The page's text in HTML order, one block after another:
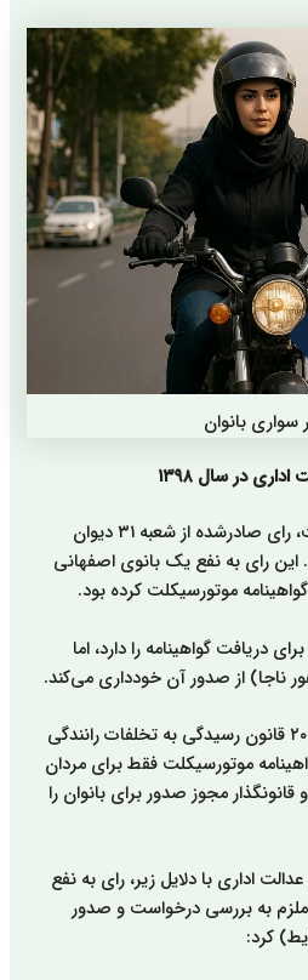
سواری بانوان
در سال ۱۳۹۸
یکی از نقاط عطف در این بحث، رای صادرشده از شعبه ۳۱ دیوان
اداری در سال ۱۳۹۸ بود. این رای به نفع یک بانوی اصفهانی
موتورسیکلت کرده بود.
دریافت گواهینامه را دارد، اما
ناجا) از صدور آن خودداری می‌کند.
در پاسخ، راهور به تبصره ماده ۲۰ قانون رسیدگی به تخلفات رانندگی
موتورسیکلت فقط برای مردان
مجوز صدور برای بانوان را
اداری با دلایل زیر، رای به نفع
ملزم به بررسی درخواست و صدور
کرد: